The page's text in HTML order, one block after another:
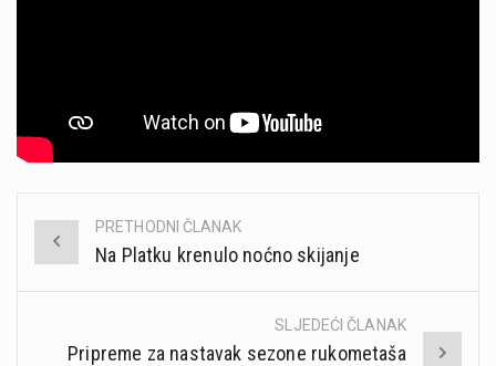
Post
PRETHODNI ČLANAK
Na Platku krenulo noćno skijanje
SLJEDEĆI ČLANAK
Pripreme za nastavak sezone rukometaša